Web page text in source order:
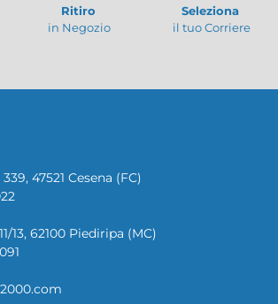
Ritiro
in Negozio
Seleziona
il tuo Corriere
47521 Cesena (FC)
13, 62100 Piediripa (MC)